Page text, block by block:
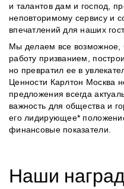
и талантов дам и господ,
неповторимому сервису и
впечатлений для наших
Мы делаем все возможное,
работу призванием,
но превратил ее в
Ценности Карлтон Москва
предложения всегда
важность для общества и
его лидирующее*
финансовые показатели.
Наши